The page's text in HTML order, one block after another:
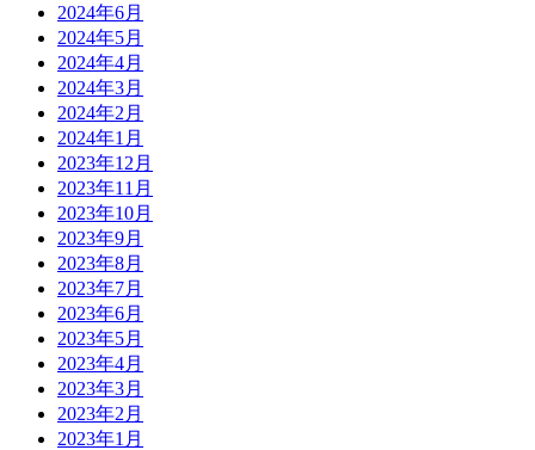
2024年6月
2024年5月
2024年4月
2024年3月
2024年2月
2024年1月
2023年12月
2023年11月
2023年10月
2023年9月
2023年8月
2023年7月
2023年6月
2023年5月
2023年4月
2023年3月
2023年2月
2023年1月